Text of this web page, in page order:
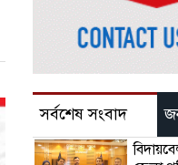
সর্বশেষ সংবাদ